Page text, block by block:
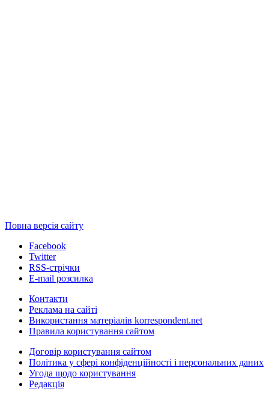
Повна версія сайту
Facebook
Twitter
RSS-стрічки
E-mail розсилка
Контакти
Реклама на сайті
Використання матеріалів korrespondent.net
Правила користування сайтом
Договір користування сайтом
Політика у сфері конфіденційності і персональних даних
Угода щодо користування
Редакція